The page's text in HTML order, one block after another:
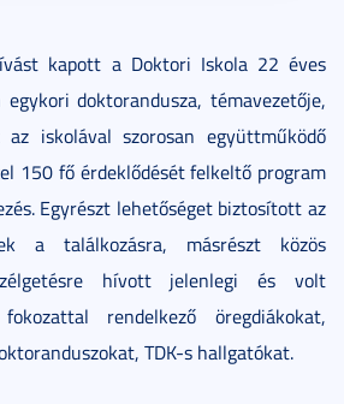
kapott a Doktori Iskola 22 éves
doktorandusza, témavezetője,
az iskolával szorosan együttműködő
150 fő érdeklődését felkeltő program
Egyrészt lehetőséget biztosított az
a találkozásra, másrészt közös
hívott jelenlegi és volt
rendelkező öregdiákokat,
TDK-s hallgatókat.